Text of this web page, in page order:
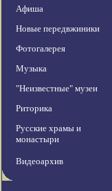
Афиша
Новые передвжиники
Фотогалерея
Музыка
"Неизвестные" музеи
Риторика
Русские храмы и
монастыри
Видеоархив